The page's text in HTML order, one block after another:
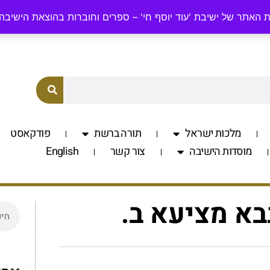
האתר של ישיבת 'עוד יוסף חי' – ספרים וחוברות בהוצאת
058-7701560
מלכות ישראל תורה ברשת פודקאסט
מוסדות הישיבה צור קשר English
מציעא ב.